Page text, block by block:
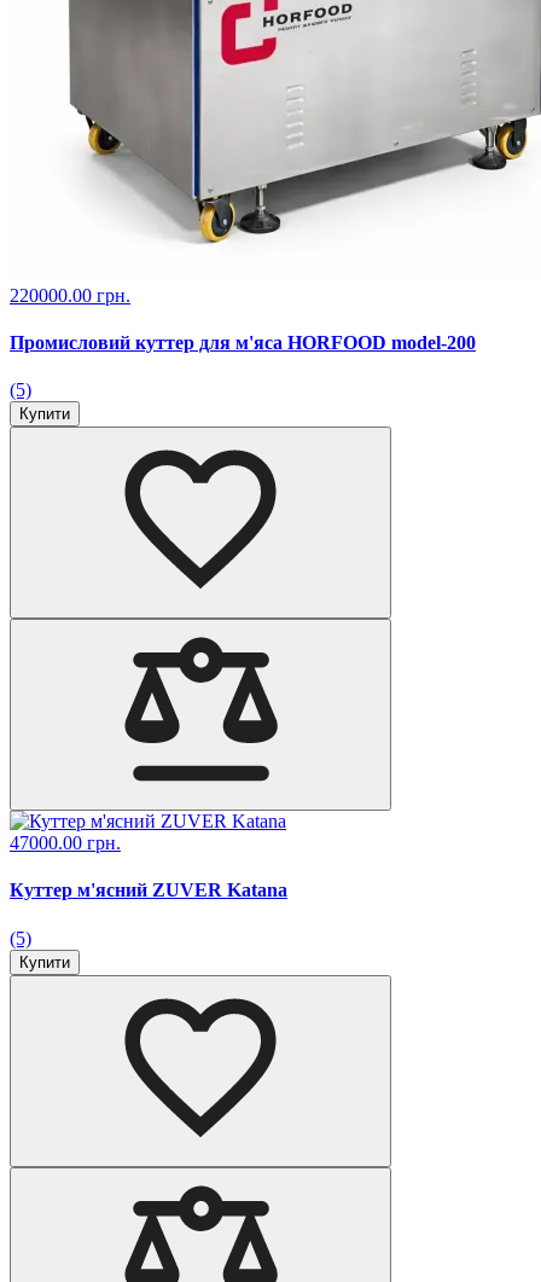
220000.00 грн.
Промисловий куттер для м'яса HORFOOD model-200
(5)
Купити
47000.00 грн.
Куттер м'ясний ZUVER Katana
(5)
Купити